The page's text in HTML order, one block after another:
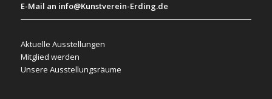
E-Mail an info@Kunstverein-Erding.de
Aktuelle Ausstellungen
Mitglied werden
Unsere Ausstellungsräume